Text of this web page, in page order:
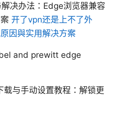
决办法：Edge浏览器兼容
开了vpn还是上不了外
因與实用解决方案
and prewitt edge
载与手动设置教程：解锁更